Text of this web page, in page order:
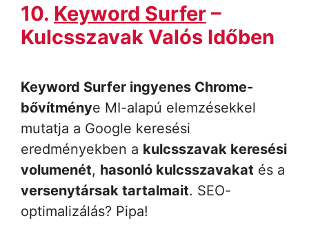
10. Keyword Surfer –
Kulcsszavak Valós Időben
Keyword Surfer ingyenes Chrome-
bővítménye MI-alapú elemzésekkel
mutatja a Google keresési
eredményekben a kulcsszavak keresési
volumenét, hasonló kulcsszavakat és a
versenytársak tartalmait. SEO-
optimalizálás? Pipa!